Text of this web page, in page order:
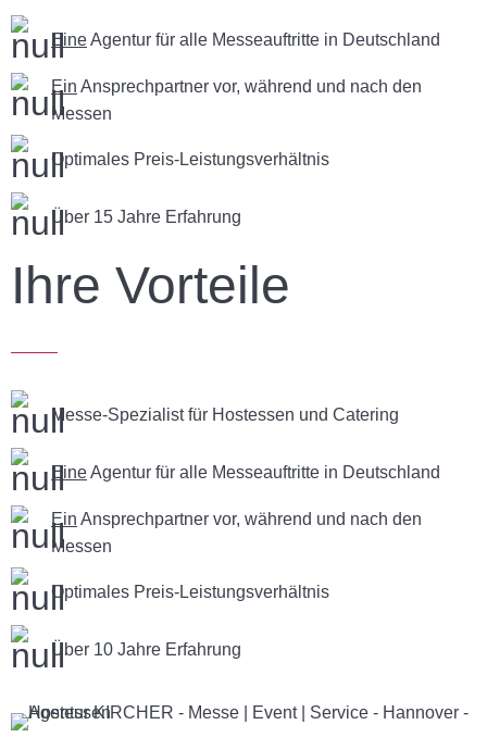
EineAgentur für alle Messeauftritte in Deutschland
Ein Ansprechpartner vor, während und nach den
Messen
Optimales Preis-Leistungsverhältnis
Über 15 Jahre Erfahrung
Ihre Vorteile
Messe-Spezialist für Hostessen und Catering
EineAgentur für alle Messeauftritte in Deutschland
Ein Ansprechpartner vor, während und nach den
Messen
Optimales Preis-Leistungsverhältnis
Über 10 Jahre Erfahrung